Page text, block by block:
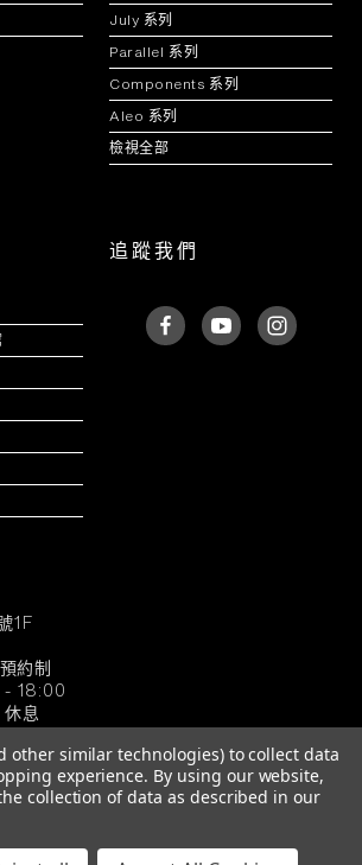
July 系列
Parallel 系列
Components 系列
Aleo 系列
檢視全部
追蹤我們
1F
約制
- 18:00
息
旗艦店
other similar technologies) to collect data
experience. By using our website,
collection of data as described in our